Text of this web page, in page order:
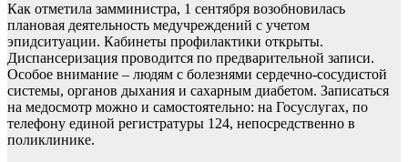
Как отметила замминистра, 1 сентября возобновилась
плановая деятельность медучреждений с учетом
эпидситуации. Кабинеты профилактики открыты.
Диспансеризация проводится по предварительной записи.
Особое внимание – людям с болезнями сердечно-сосудистой
системы, органов дыхания и сахарным диабетом. Записаться
на медосмотр можно и самостоятельно: на Госуслугах, по
телефону единой регистратуры 124, непосредственно в
поликлинике.